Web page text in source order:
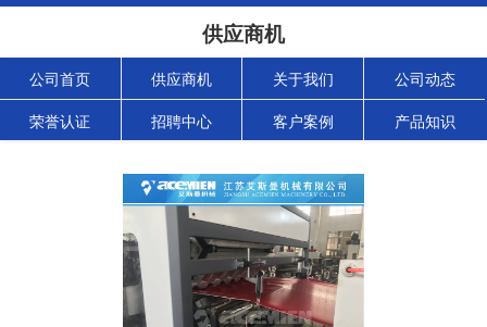
供应商机
公司首页 供应商机 关于我们 公司动态
荣誉认证 招聘中心 客户案例 产品知识